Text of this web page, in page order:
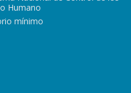
Humano
mínimo